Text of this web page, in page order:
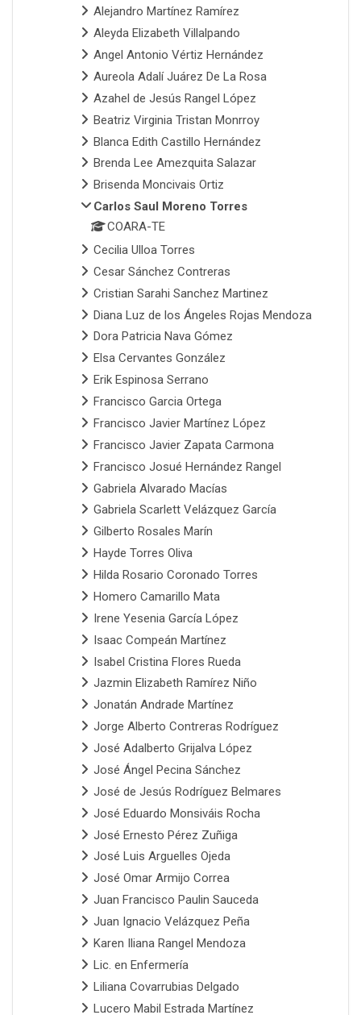
Alejandro Martínez Ramírez
Aleyda Elizabeth Villalpando
Angel Antonio Vértiz Hernández
Aureola Adalí Juárez De La Rosa
Azahel de Jesús Rangel López
Beatriz Virginia Tristan Monrroy
Blanca Edith Castillo Hernández
Brenda Lee Amezquita Salazar
Brisenda Moncivais Ortiz
Carlos Saul Moreno Torres
COARA-TE
Cecilia Ulloa Torres
Cesar Sánchez Contreras
Cristian Sarahi Sanchez Martinez
Diana Luz de los Ángeles Rojas Mendoza
Dora Patricia Nava Gómez
Elsa Cervantes González
Erik Espinosa Serrano
Francisco Garcia Ortega
Francisco Javier Martínez López
Francisco Javier Zapata Carmona
Francisco Josué Hernández Rangel
Gabriela Alvarado Macías
Gabriela Scarlett Velázquez García
Gilberto Rosales Marín
Hayde Torres Oliva
Hilda Rosario Coronado Torres
Homero Camarillo Mata
Irene Yesenia García López
Isaac Compeán Martínez
Isabel Cristina Flores Rueda
Jazmin Elizabeth Ramírez Niño
Jonatán Andrade Martínez
Jorge Alberto Contreras Rodríguez
José Adalberto Grijalva López
José Ángel Pecina Sánchez
José de Jesús Rodríguez Belmares
José Eduardo Monsiváis Rocha
José Ernesto Pérez Zuñiga
José Luis Arguelles Ojeda
José Omar Armijo Correa
Juan Francisco Paulin Sauceda
Juan Ignacio Velázquez Peña
Karen Iliana Rangel Mendoza
Lic. en Enfermería
Liliana Covarrubias Delgado
Lucero Mabil Estrada Martínez